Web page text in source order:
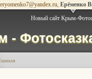
, Ерёменко
-
Новый сайт Крым-